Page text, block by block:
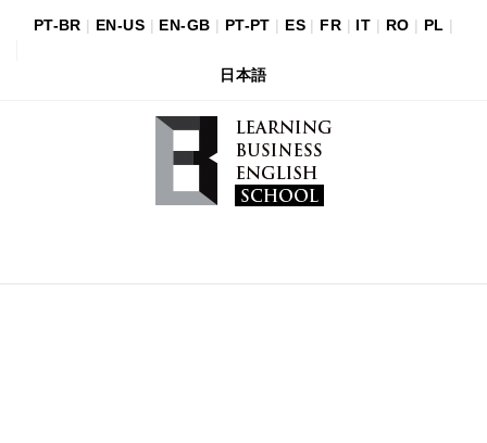
PT-BR | EN-US | EN-GB | PT-PT | ES | FR | IT | RO | PL |
日本語